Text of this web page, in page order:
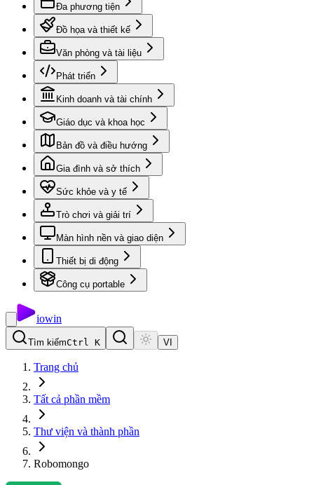
Đa phương tiện
Đồ họa và thiết kế
Văn phòng và tài liệu
Phát triển
Kinh doanh và tài chính
Giáo dục và khoa học
Bản đồ và điều hướng
Gia đình và sở thích
Sức khỏe và y tế
Trò chơi và giải trí
Màn hình nền và giao diện
Thiết bị di động
Công cụ portable
iowin
Tìm kiếmCtrl K VI
Trang chủ
Tất cả phần mềm
Thư viện và thành phần
Robomongo